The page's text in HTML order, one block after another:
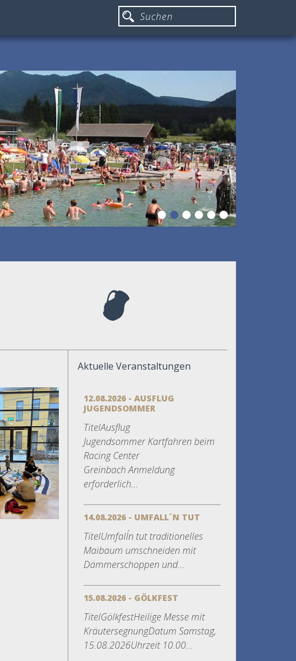
Aktuelle Veranstaltungen
12.08.2026 - AUSFLUG
JUGENDSOMMER
TitelAusflug
Jugendsommer Kartfahren beim
Racing Center
Greinbach Anmeldung
erforderlich...
14.08.2026 - UMFALL´N TUT
TitelUmfall´n tut traditionelles
Maibaum umschneiden mit
Dämmerschoppen und...
15.08.2026 - GÖLKFEST
TitelGölkfestHeilige Messe mit
KräutersegnungDatum Samstag,
15.08.2026Uhrzeit 10.00...